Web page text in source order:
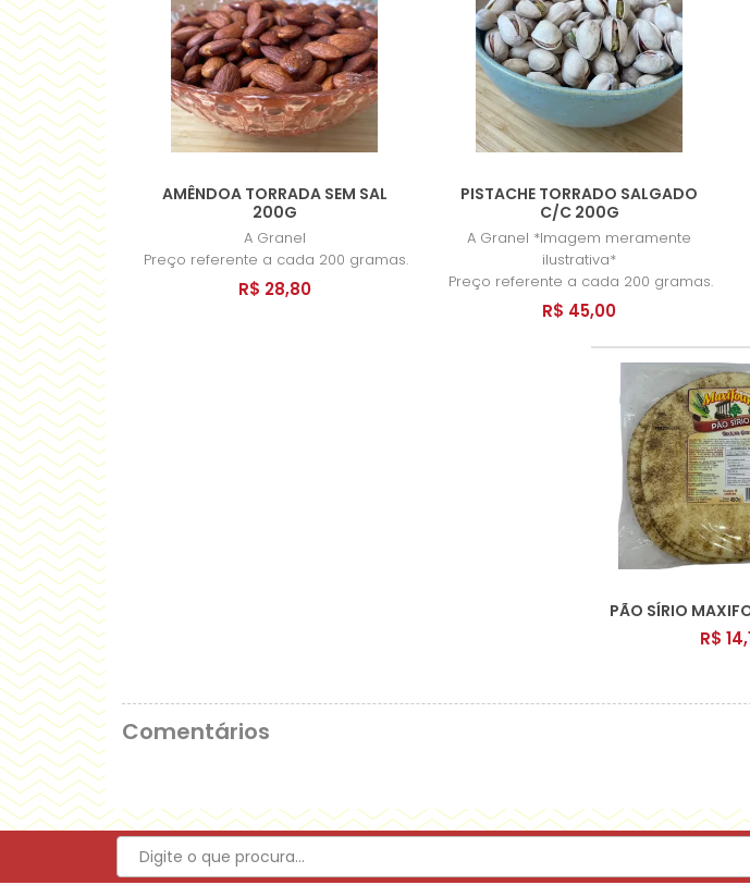
AMÊNDOA TORRADA SEM SAL
200G
A Granel
Preço referente a cada 200 gramas.
R$ 28,80
PISTACHE TORRADO SALGADO
C/C 200G
A Granel *Imagem meramente
ilustrativa*
Preço referente a cada 200 gramas.
R$ 45,00
PÃO SÍRIO
R$
Comentários